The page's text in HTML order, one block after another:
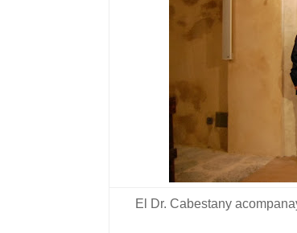
El Dr. Cabestany